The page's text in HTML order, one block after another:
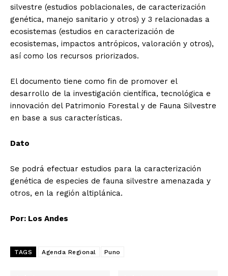
silvestre (estudios poblacionales, de caracterización
genética, manejo sanitario y otros) y 3 relacionadas a
ecosistemas (estudios en caracterización de
ecosistemas, impactos antrópicos, valoración y otros),
así como los recursos priorizados.
El documento tiene como fin de promover el
desarrollo de la investigación científica, tecnológica e
innovación del Patrimonio Forestal y de Fauna Silvestre
en base a sus características.
Dato
Se podrá efectuar estudios para la caracterización
genética de especies de fauna silvestre amenazada y
otros, en la región altiplánica.
Por: Los Andes
TAGS Agenda Regional Puno